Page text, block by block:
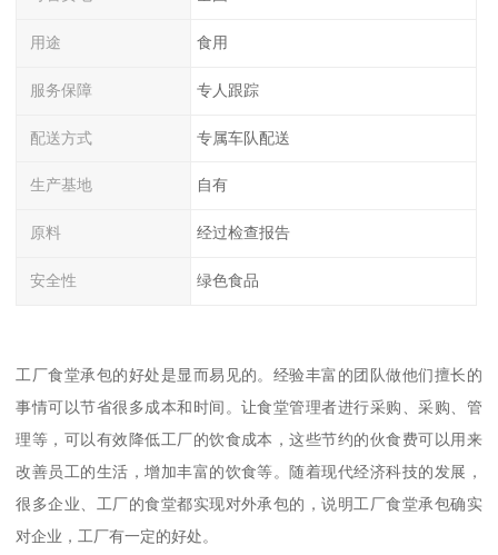
用途 食用
服务保障 专人跟踪
配送方式 专属车队配送
生产基地 自有
原料 经过检查报告
安全性 绿色食品
工厂食堂承包的好处是显而易见的。经验丰富的团队做他们擅长的
事情可以节省很多成本和时间。让食堂管理者进行采购、采购、管
理等，可以有效降低工厂的饮食成本，这些节约的伙食费可以用来
改善员工的生活，增加丰富的饮食等。随着现代经济科技的发展，
很多企业、工厂的食堂都实现对外承包的，说明工厂食堂承包确实
对企业，工厂有一定的好处。